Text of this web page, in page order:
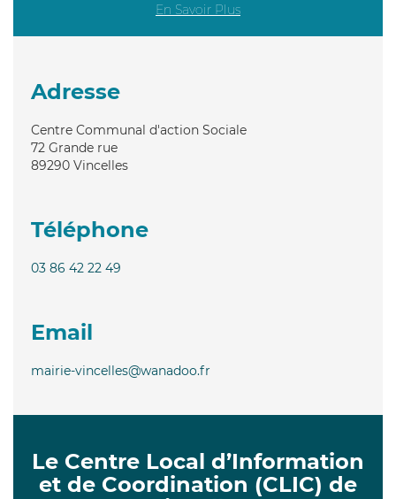
En Savoir Plus
Adresse
Centre Communal d'action Sociale
72 Grande rue
89290 Vincelles
Téléphone
03 86 42 22 49
Email
mairie-vincelles@wanadoo.fr
Le Centre Local d’Information
et de Coordination (CLIC) de